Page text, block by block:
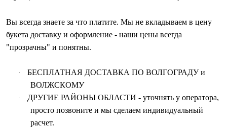
Вы всегда знаете за что платите. Мы не вкладываем в цену
букета доставку и оформление - наши цены всегда
"прозрачны" и понятны.
· БЕСПЛАТНАЯ ДОСТАВКА ПО ВОЛГОГРАДУ и
ВОЛЖСКОМУ
·
ДРУГИЕ РАЙОНЫ ОБЛАСТИ - уточнять у оператора,
просто позвоните и мы сделаем индивидуальный
расчет.